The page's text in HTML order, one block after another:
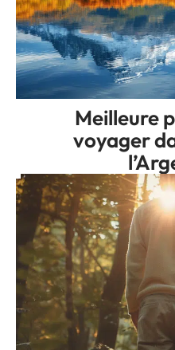
Meilleure
voyager